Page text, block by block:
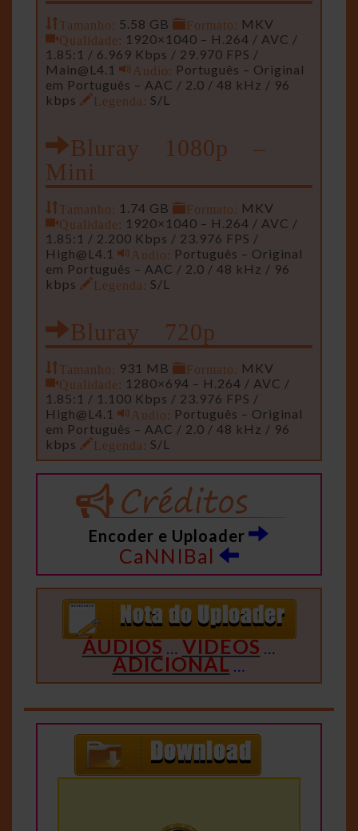
Tamanho: 5.58 GB Formato: MKV
Qualidade: 1920×1040 – H.264 / AVC /
1.85:1 / 6.969 Kbps / 29.970 FPS /
Main@L4.1
Audio: Português – Original
em Português – AAC / 2.0 / 48 kHz / 96
kbps
Legenda: S/L
Bluray 1080p –
Mini
Tamanho: 1.74 GB Formato: MKV
Qualidade: 1920×1040 – H.264 / AVC /
1.85:1 / 2.200 Kbps / 23.976 FPS /
High@L4.1
Audio: Português – Original
em Português – AAC / 2.0 / 48 kHz / 96
kbps
Legenda: S/L
Bluray 720p
Tamanho: 931 MB Formato: MKV
Qualidade: 1280×694 – H.264 / AVC /
1.85:1 / 1.100 Kbps / 23.976 FPS /
High@L4.1
Audio: Português – Original
em Português – AAC / 2.0 / 48 kHz / 96
kbps
Legenda: S/L
Encoder e Uploader
CaNNIBal
ÁUDIOS … VIDEOS …
ADICIONAL …